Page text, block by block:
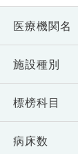
医療機関名
施設種別
標榜科目
病床数